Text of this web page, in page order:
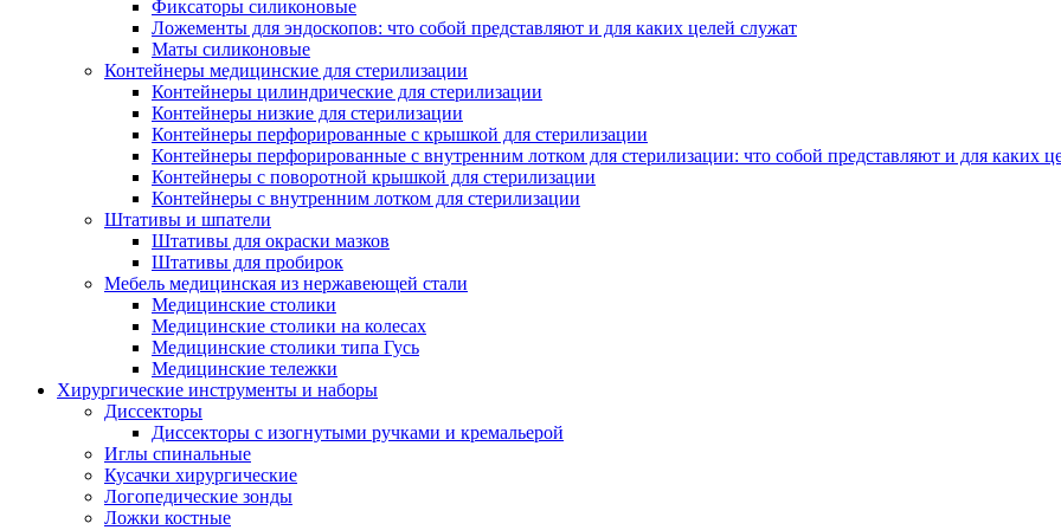
Фиксаторы силиконовые
Ложементы для эндоскопов: что собой представляют и для каких целей служат
Маты силиконовые
Контейнеры медицинские для стерилизации
Контейнеры цилиндрические для стерилизации
Контейнеры низкие для стерилизации
Контейнеры перфорированные с крышкой для стерилизации
Контейнеры перфорированные с внутренним лотком для стерилизации: что собой представляют и для каких
Контейнеры с поворотной крышкой для стерилизации
Контейнеры с внутренним лотком для стерилизации
Штативы и шпатели
Штативы для окраски мазков
Штативы для пробирок
Мебель медицинская из нержавеющей стали
Медицинские столики
Медицинские столики на колесах
Медицинские столики типа Гусь
Медицинские тележки
Хирургические инструменты и наборы
Диссекторы
Диссекторы с изогнутыми ручками и кремальерой
Иглы спинальные
Кусачки хирургические
Логопедические зонды
Ложки костные